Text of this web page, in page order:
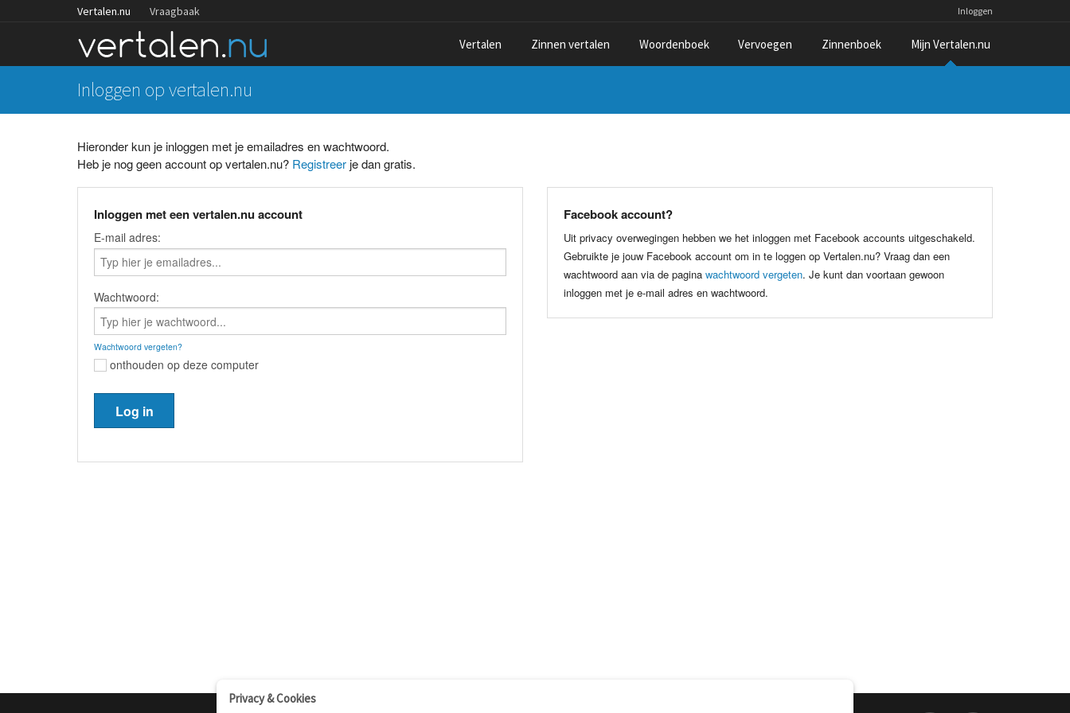
Vertalen.nu Vraagbaak Inloggen
Vertalen Zinnen vertalen Woordenboek Vervoegen Zinnenboek Mijn Vertalen.nu
Inloggen op vertalen.nu
Hieronder kun je inloggen met je emailadres en wachtwoord.
Heb je nog geen account op vertalen.nu? Registreerje dan gratis.
Inloggen met een vertalen.nu account
E-mail adres:
Wachtwoord:
Wachtwoord vergeten?
onthouden op deze computer
Facebook account?
Uit privacy overwegingen hebben we het inloggen met Facebook accounts uitgeschakeld.
Gebruikte je jouw Facebook account om in te loggen op Vertalen.nu? Vraag dan een
wachtwoord aan via de pagina wachtwoord vergeten. Je kunt dan voortaan gewoon
inloggen met je e-mail adres en wachtwoord.
Privacy & Cookies